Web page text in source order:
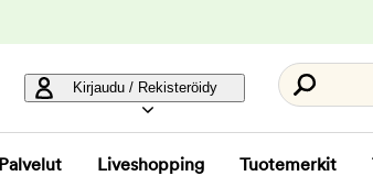
Kirjaudu / Rekisteröidy
Palvelut Liveshopping Tuotemerkit